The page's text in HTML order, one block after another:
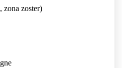
zona zoster)